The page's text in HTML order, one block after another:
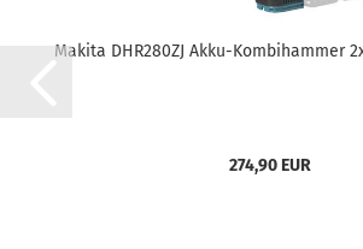
Makita DHR280ZJ Akku-Kombihammer
274,90 EUR